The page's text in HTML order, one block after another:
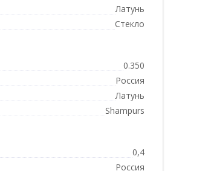
Латунь
Стекло
0.350
Россия
Латунь
Shampurs
0,4
Россия